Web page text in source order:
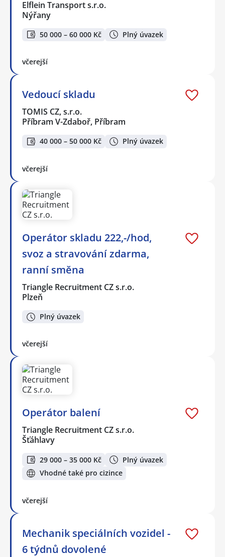
Elflein Transport s.r.o.
Nýřany
50 000 – 60 000 Kč Plný úvazek
včerejší
Vedoucí skladu
TOMIS CZ, s.r.o.
Příbram V-Zdaboř, Příbram
40 000 – 50 000 Kč Plný úvazek
včerejší
Operátor skladu 222,-/hod,
svoz a stravování zdarma,
ranní směna
Triangle Recruitment CZ s.r.o.
Plzeň
Plný úvazek
včerejší
Operátor balení
Triangle Recruitment CZ s.r.o.
Šťáhlavy
29 000 – 35 000 Kč
Plný úvazek
Vhodné také pro cizince
včerejší
Mechanik speciálních vozidel -
6 týdnů dovolené